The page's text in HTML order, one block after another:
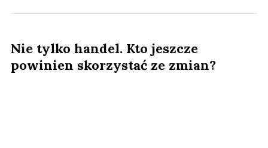
Nie tylko handel. Kto jeszcze
powinien skorzystać ze zmian?